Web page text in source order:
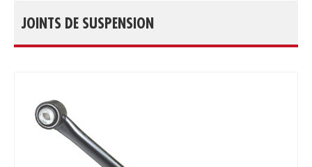
JOINTS DE SUSPENSION